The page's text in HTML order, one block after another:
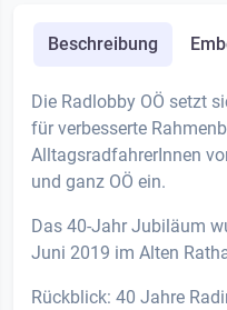
Beschreibung
Die Radlobby OÖ setzt
für verbesserte
AlltagsradfahrerInnen
und ganz OÖ ein.
Das 40-Jahr Jubiläum
Juni 2019 im Alten
Rückblick: 40 Jahre